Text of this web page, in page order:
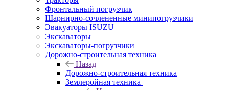
Фронтальный погрузчик
Шарнирно-сочлененные минипогрузчики
Эвакуаторы ISUZU
Экскаваторы
Экскаваторы-погрузчики
Дорожно-строительная техника
Назад
Дорожно-строительная техника
Землеройная техника